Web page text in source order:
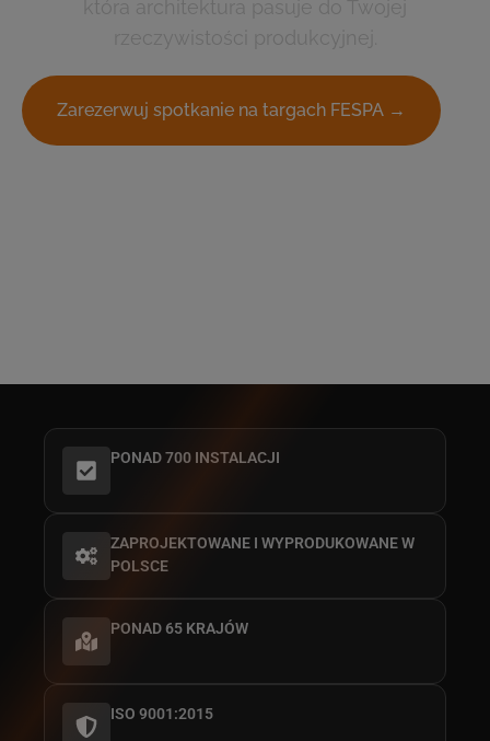
Zarezerwuj spotkanie na targach FESPA →
PONAD 700 INSTALACJI
ZAPROJEKTOWANE I WYPRODUKOWANE W
POLSCE
PONAD 65 KRAJÓW
ISO 9001:2015